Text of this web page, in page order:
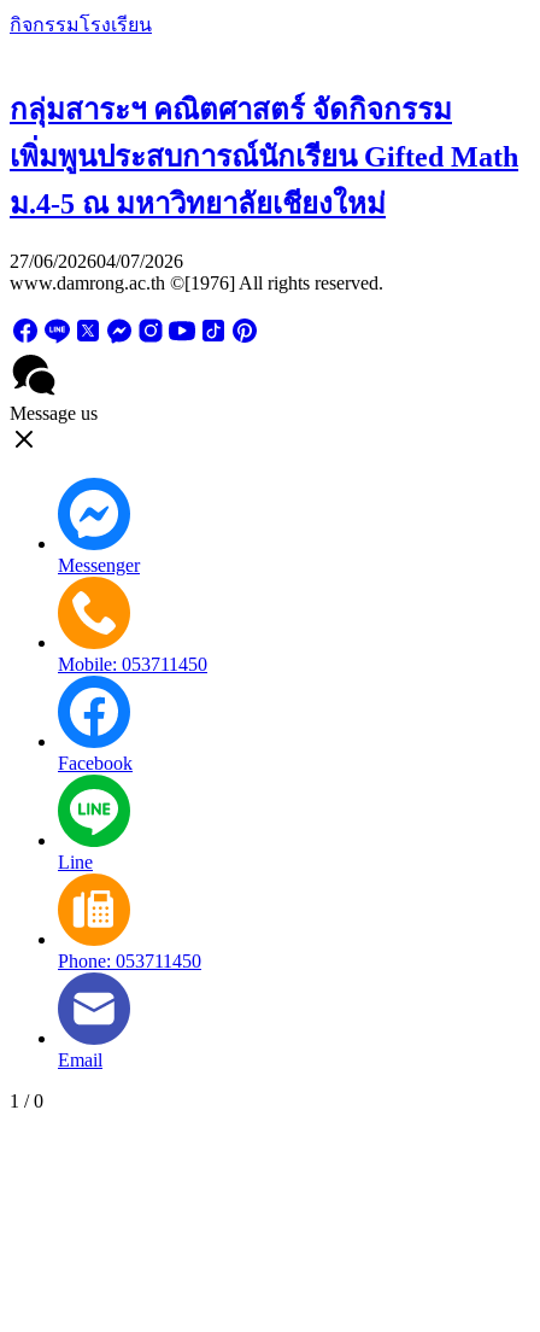
กิจกรรมโรงเรียน
กลุ่มสาระฯ คณิตศาสตร์ จัดกิจกรรม
เพิ่มพูนประสบการณ์นักเรียน Gifted Math
ม.4-5 ณ มหาวิทยาลัยเชียงใหม่
27/06/202604/07/2026
www.damrong.ac.th ©[1976] All rights reserved.
Message us
Messenger
Mobile: 053711450
Facebook
Line
Phone: 053711450
Email
1 /0